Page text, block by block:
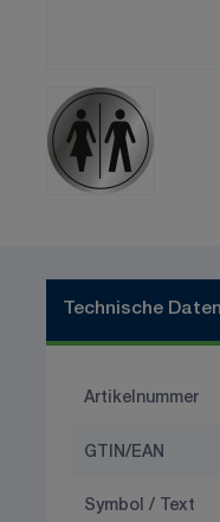
Technische Daten
Artikelnummer
GTIN/EAN
Symbol / Text